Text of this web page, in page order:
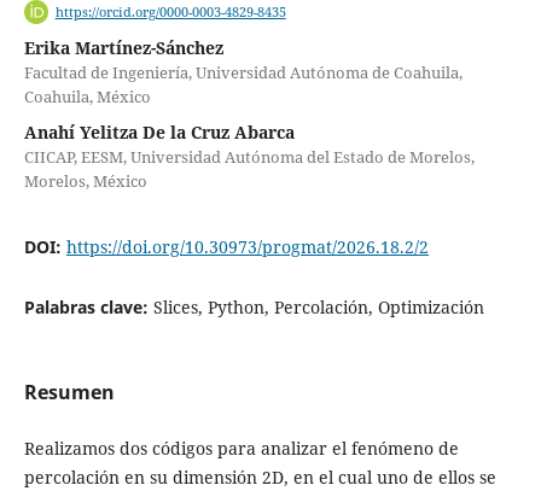
https://orcid.org/0000-0003-4829-8435
Erika Martínez-Sánchez
Facultad de Ingeniería, Universidad Autónoma de Coahuila,
Coahuila, México
Anahí Yelitza De la Cruz Abarca
CIICAP, EESM, Universidad Autónoma del Estado de Morelos,
Morelos, México
DOI: https://doi.org/10.30973/progmat/2026.18.2/2
Palabras clave: Slices, Python, Percolación, Optimización
Resumen
Realizamos dos códigos para analizar el fenómeno de
percolación en su dimensión 2D, en el cual uno de ellos se